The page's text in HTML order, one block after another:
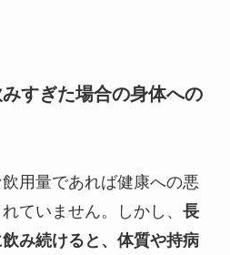
すぎた場合の身体への
用量であれば健康への悪
ていません。しかし、 長
み続けると、体質や持病